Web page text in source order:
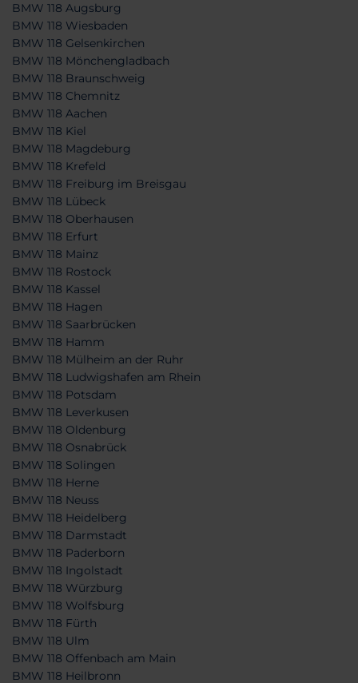
BMW 118 Augsburg
BMW 118 Wiesbaden
BMW 118 Gelsenkirchen
BMW 118 Mönchengladbach
BMW 118 Braunschweig
BMW 118 Chemnitz
BMW 118 Aachen
BMW 118 Kiel
BMW 118 Magdeburg
BMW 118 Krefeld
BMW 118 Freiburg im Breisgau
BMW 118 Lübeck
BMW 118 Oberhausen
BMW 118 Erfurt
BMW 118 Mainz
BMW 118 Rostock
BMW 118 Kassel
BMW 118 Hagen
BMW 118 Saarbrücken
BMW 118 Hamm
BMW 118 Mülheim an der Ruhr
BMW 118 Ludwigshafen am Rhein
BMW 118 Potsdam
BMW 118 Leverkusen
BMW 118 Oldenburg
BMW 118 Osnabrück
BMW 118 Solingen
BMW 118 Herne
BMW 118 Neuss
BMW 118 Heidelberg
BMW 118 Darmstadt
BMW 118 Paderborn
BMW 118 Ingolstadt
BMW 118 Würzburg
BMW 118 Wolfsburg
BMW 118 Fürth
BMW 118 Ulm
BMW 118 Offenbach am Main
BMW 118 Heilbronn